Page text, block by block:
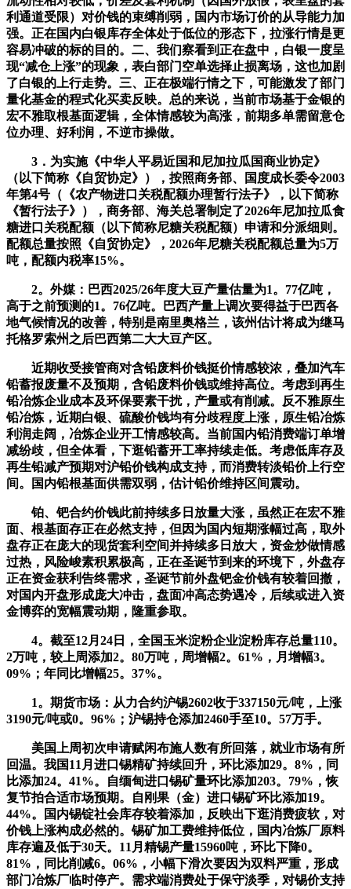
利通道受限）对价钱的束缚削弱，国内市场订价的从导能力加
强。正在国内白银库存全体处于低位的形态下，拉涨行情是更
容易冲破的标的目的。二、我们察看到正在盘中，白银一度呈
现“减仓上涨”的现象，表白部门空单选择止损离场，这也加剧
了白银的上行走势。三、正在极端行情之下，可能激发了部门
量化基金的程式化买卖反映。总的来说，当前市场基于金银的
宏不雅取根基面逻辑，全体情感较为高涨，前期多单需留意仓
位办理、好利润，不逆市操做。
3．为实施《中华人平易近国和尼加拉瓜国商业协定》
（以下简称《自贸协定》），按照商务部、国度成长委令2003
年第4号（《农产物进口关税配额办理暂行法子》，以下简称
《暂行法子》），商务部、海关总署制定了2026年尼加拉瓜食
糖进口关税配额（以下简称尼糖关税配额）申请和分派细则。
配额总量按照《自贸协定》，2026年尼糖关税配额总量为5万
吨，配额内税率15%。
2。外媒：巴西2025/26年度大豆产量估量为1。77亿吨，
高于之前预测的1。76亿吨。巴西产量上调次要得益于巴西各
地气候情况的改善，特别是南里奥格兰，该州估计将成为继马
托格罗索州之后巴西第二大大豆产区。
近期收受接管商对含铅废料价钱挺价情感较浓，叠加汽车
铅蓄报废量不及预期，含铅废料价钱或维持高位。考虑到再生
铅冶炼企业成本及环保要素干扰，产量或有削减。反不雅原生
铅冶炼，近期白银、硫酸价钱均有分歧程度上涨，原生铅冶炼
利润走阔，冶炼企业开工情感较高。当前国内铅消费端订单增
减纷歧，但全体看，下逛铅蓄开工率持续走低。考虑低库存及
再生铅减产预期对沪铅价钱构成支持，而消费转淡铅价上行空
间。国内铅根基面供需双弱，估计铅价维持区间震动。
铂、钯合约价钱此前持续多日放量大涨，虽然正在宏不雅
面、根基面存正在必然支持，但因为国内短期涨幅过高，取外
盘存正在庞大的现货套利空间并持续多日放大，资金炒做情感
过热，风险峻素积累极高，正在圣诞节到来的环境下，外盘存
正在资金获利告终需求，圣诞节前外盘钯金价钱有较着回撤，
对国内开盘形成庞大冲击，盘面冲高态势遇冷，后续或进入资
金博弈的宽幅震动期，隆重参取。
4。截至12月24日，全国玉米淀粉企业淀粉库存总量110。
2万吨，较上周添加2。80万吨，周增幅2。61%，月增幅3。
09%；年同比增幅25。37%。
1。期货市场：从力合约沪锡2602收于337150元/吨，上涨
3190元/吨或0。96%；沪锡持仓添加2460手至10。57万手。
美国上周初次申请赋闲布施人数有所回落，就业市场有所
回温。我国11月进口锡精矿持续回升，环比添加29。8%，同
比添加24。41%。自缅甸进口锡矿量环比添加203。79%，恢
复节拍合适市场预期。自刚果（金）进口锡矿环比添加19。
44%。国内锡锭社会库存较着添加，反映出下逛消费疲软，对
价钱上涨构成必然的。锡矿加工费维持低位，国内冶炼厂原料
库存遍及低于30天。11月精锡产量15960吨，环比下降0。
81%，同比削减6。06%，小幅下滑次要因为双料严重，形成
部门冶炼厂临时停产。需求端消费处于保守淡季，对锡价支持